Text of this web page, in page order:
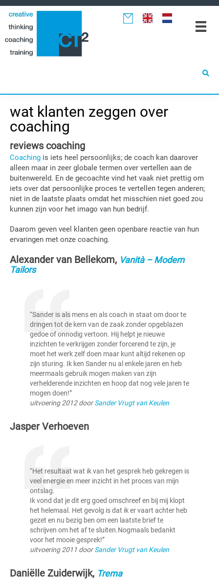
Spring
naar
hoofdnavigatie
Door
naar
Spring
naar
eerste
wat klanten zeggen over
coaching
reviews coaching
Coaching is iets heel persoonlijks; de coach kan daarover
alleen maar in zeer globale termen over vertellen aan de
buitenwereld. En de gecoachte vind het vaak niet prettig om
iets over dat persoonlijke proces te vertellen tegen anderen;
niet in de laatste plaats omdat het misschien niet goed zou
kunnen zijn voor het imago van hun bedrijf.
Daarom geven veel klanten geen openbare reactie van hun
ervaringen met onze coaching.
Alexander van Bellekom, Vanità – Modern
Tailors
“Sander is als mens en als coach in staat om door te
dringen tot de kern van de zaak zonder opgeblazen
gedoe of onnodig vertoon. Hij helpt je nieuwe
inzichten te verkrijgen zonder forcerend te zijn, je
moet het werk zelf doen maar kunt altijd rekenen op
zijn sturing. Ik ken Sander nu al enkele jaren en heb
meermaals gebruik mogen maken van zijn
verhelderende inzichten en hoop dat nog vele jaren te
mogen doen!”
uitvoering 2012 doorSander Vrugt van Keulen
Jasper Verhoeven
“Het resultaat wat ik van het gesprek heb gekregen is
veel energie en meer inzicht in het proces van mijn
ontslag.
Ik vond dat je dit erg goed omschreef en bij mij klopt
het helemaal. Het gevolg is dat ik er vaart achter heb
gezet en nu bezig ben om een laatste brief te
schrijven om het af te sluiten.Nogmaals bedankt
voor het mooie gesprek!”
uitvoering 2011 doorSander Vrugt van Keulen
Daniëlle Zuiderwijk, Trema